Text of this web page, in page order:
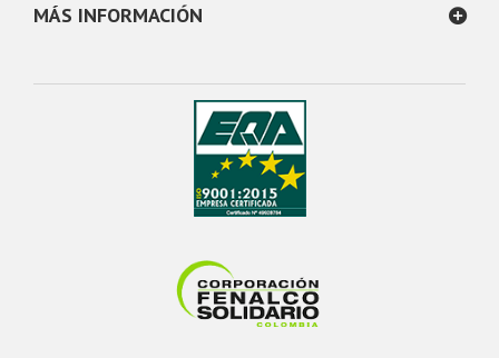
MÁS INFORMACIÓN